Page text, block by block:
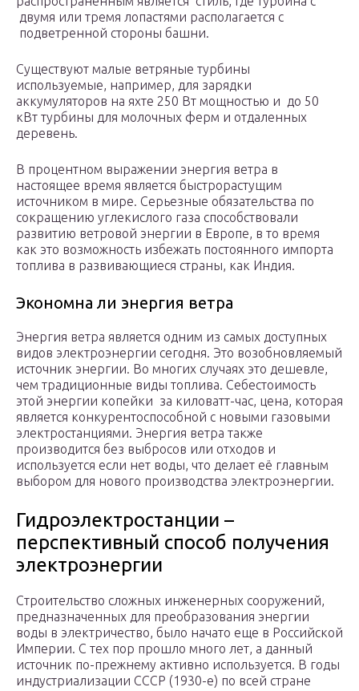
двумя или тремя лопастями располагается с
подветренной стороны башни.
Существуют малые ветряные турбины
используемые, например, для зарядки
аккумуляторов на яхте 250 Вт мощностью и до 50
кВт турбины для молочных ферм и отдаленных
деревень.
В процентном выражении энергия ветра в
настоящее время является быстрорастущим
источником в мире. Серьезные обязательства по
сокращению углекислого газа способствовали
развитию ветровой энергии в Европе, в то время
как это возможность избежать постоянного импорта
топлива в развивающиеся страны, как Индия.
Экономна ли энергия ветра
Энергия ветра является одним из самых доступных
видов электроэнергии сегодня. Это возобновляемый
источник энергии. Во многих случаях это дешевле,
чем традиционные виды топлива. Себестоимость
этой энергии копейки за киловатт-час, цена, которая
является конкурентоспособной с новыми газовыми
электростанциями. Энергия ветра также
производится без выбросов или отходов и
используется если нет воды, что делает её главным
выбором для нового производства электроэнергии.
Гидроэлектростанции –
перспективный способ получения
электроэнергии
Строительство сложных инженерных сооружений,
предназначенных для преобразования энергии
воды в электричество, было начато еще в Российской
Империи. С тех пор прошло много лет, а данный
источник по-прежнему активно используется. В годы
индустриализации СССР (1930-е) по всей стране